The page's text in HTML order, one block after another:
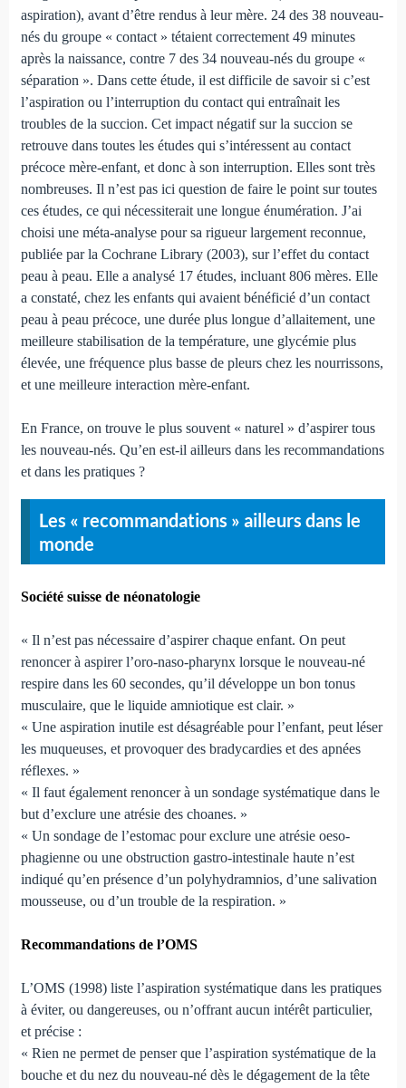
aspiration), avant d’être rendus à leur mère. 24 des 38 nouveau-
nés du groupe « contact » tétaient correctement 49 minutes
après la naissance, contre 7 des 34 nouveau-nés du groupe «
séparation ». Dans cette étude, il est difficile de savoir si c’est
l’aspiration ou l’interruption du contact qui entraînait les
troubles de la succion. Cet impact négatif sur la succion se
retrouve dans toutes les études qui s’intéressent au contact
précoce mère-enfant, et donc à son interruption. Elles sont très
nombreuses. Il n’est pas ici question de faire le point sur toutes
ces études, ce qui néces­siterait une longue énumération. J’ai
choisi une méta-analyse pour sa rigueur largement reconnue,
publiée par la Co­chrane Library (2003), sur l’effet du contact
peau à peau. Elle a analysé 17 études, incluant 806 mères. Elle
a constaté, chez les enfants qui avaient bénéficié d’un contact
peau à peau précoce, une durée plus longue d’allaitement, une
meilleure stabilisation de la température, une glycémie plus
élevée, une fréquence plus basse de pleurs chez les nourris­sons,
et une meilleure interaction mère-enfant.
En France, on trouve le plus souvent « naturel » d’aspirer tous
les nouveau-nés. Qu’en est-il ailleurs dans les recom­mandations
et dans les pratiques ?
Les « recommandations » ail­leurs dans le
monde
Société suisse de néonatologie
« Il n’est pas nécessaire d’aspirer chaque enfant. On peut
renoncer à aspirer l’oro-naso-pharynx lorsque le nou­veau-né
respire dans les 60 secondes, qu’il développe un bon tonus
musculaire, que le liquide amniotique est clair. »
« Une aspiration inutile est désagréable pour l’enfant, peut léser
les muqueuses, et provoquer des bradycardies et des apnées
réflexes. »
« Il faut également renoncer à un sondage systématique dans le
but d’exclure une atrésie des choanes. »
« Un sondage de l’estomac pour exclure une atrésie oe­so­
phagienne ou une obstruction gastro-intestinale haute n’est
indiqué qu’en présence d’un polyhydramnios, d’une saliva­tion
mousseuse, ou d’un trouble de la respiration. »
Recommandations de l’OMS
L’OMS (1998) liste l’aspiration systématique dans les pratiques
à éviter, ou dangereuses, ou n’offrant aucun intérêt particu­lier,
et précise :
« Rien ne permet de penser que l’aspiration systémati­que de la
bouche et du nez du nouveau-né dès le dégagement de la tête